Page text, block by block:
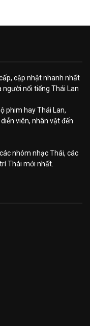
cập nhật nhanh nhất
nổi tiếng Thái Lan
phim hay Thái Lan,
viên, nhân vật đến
nhóm nhạc Thái, các
Thái mới nhất.